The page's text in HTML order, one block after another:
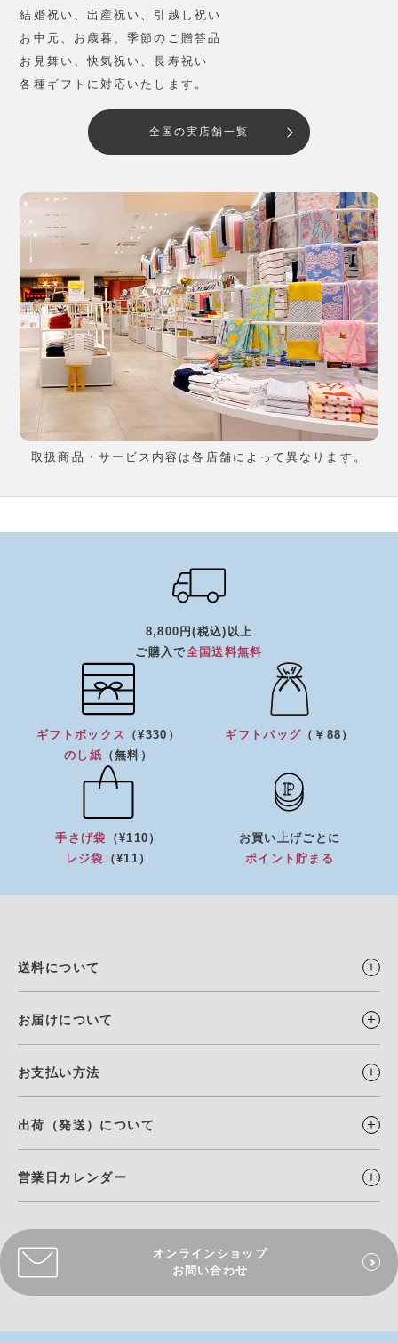
結婚祝い、出産祝い、引越し祝い
お中元、お歳暮、季節のご贈答品
お見舞い、快気祝い、長寿祝い
各種ギフトに対応いたします。
全国の実店舗一覧
取扱商品・サービス内容は各店舗によって異なります。
8,800円(税込)以上
ご購入で全国送料無料
ギフトボックス
（¥330）
のし紙 （無料）
ギフトバッグ （￥88）
手さげ袋
（¥110）
レジ袋
（¥11）
お買い上げごとに
ポイント貯まる
送料について
お届けについて
お支払い方法
出荷（発送）について
営業日カレンダー
オンラインショップ
お問い合わせ